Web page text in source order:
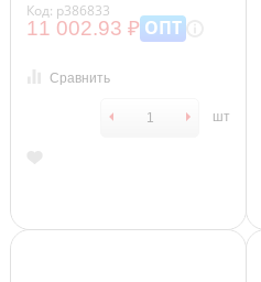
Код: р386833
11 002.93 ₽ ОПТ
Сравнить
шт